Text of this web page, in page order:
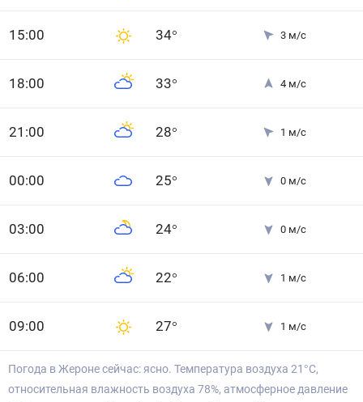
15:00 34° 3 м/с
18:00 33° 4 м/с
21 :00 28° 1 м/с
00:00 25° 0 м/с
03:00 24° 0 м/с
06:00 22° 1 м/с
09:00 27° 1 м/с
Погода в Жероне сейчас: ясно. Температура воздуха 21°С,
относительная влажность воздуха 78%, атмосферное давление